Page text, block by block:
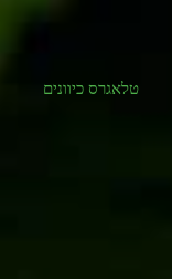
טלאגרס כיוונים